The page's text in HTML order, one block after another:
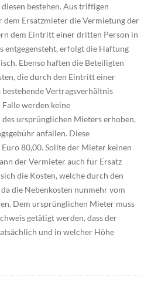
bestehen. Aus triftigen
Ersatzmieter die Vermietung der
dem Eintritt einer dritten Person in
entgegensteht, erfolgt die Haftung
Ebenso haften die Beteiligten
die durch den Eintritt einer
Vertragsverhältnis
Falle werden keine
ursprünglichen Mieters erhoben,
anfallen. Diese
80,00. Sollte der Mieter keinen
der Vermieter auch für Ersatz
die Kosten, welche durch den
die Nebenkosten nunmehr vom
Dem ursprünglichen Mieter muss
getätigt werden, dass der
und in welcher Höhe